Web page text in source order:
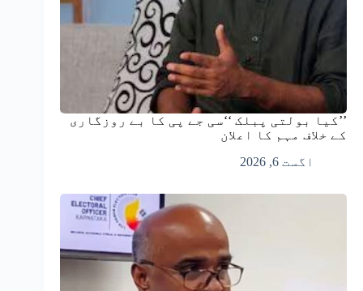
’’کیا بولتی پبلک ‘‘سی جے پی کا بے روزگاری
کے خلاف مہم کا اعلان
اگست 6, 2026